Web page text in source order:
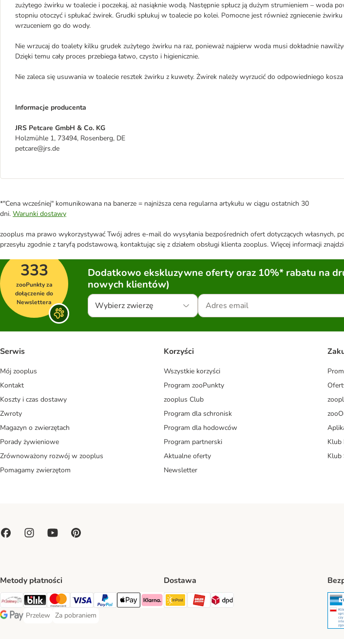
zużytego żwirku w toalecie i poczekaj, aż nasiąknie wodą. Następnie spłucz ją dużym strumieniem – woda
stopniu otoczyć i spłukać żwirek. Grudki spłukuj w toalecie po kolei. Pomocne jest również zgniecenie żwirku
wrzuceniem go do wody.
Nie wrzucaj do toalety kilku grudek zużytego żwirku na raz, ponieważ najpierw woda musi dokładnie
Dzięki temu cały proces przebiega łatwo, czysto i higienicznie.
Nie zaleca się usuwania w toalecie resztek żwirku z kuwety. Żwirek należy wyrzucić do odpowiedniego
Informacje producenta
JRS Petcare GmbH & Co. KG
Holzmühle 1, 73494, Rosenberg, DE
petcare@jrs.de
*"Cena wcześniej" komunikowana na banerze = najniższa cena regularna artykułu w ciągu ostatnich 30
dni. Warunki dostawy
zooplus ma prawo wykorzystywać Twój adres e-mail do wysyłania bezpośrednich ofert dotyczących
przesyłu zgodnie z taryfą podstawową, kontaktując się z działem obsługi klienta zooplus. Więcej informacji
333
zooPunkty za
dołączenie do
Newslettera
Dodatkowo ekskluzywne oferty oraz 10%* rabatu na
nowych klientów)
Wybierz zwierzę
Serwis
Mój zooplus
Kontakt
Koszty i czas dostawy
Zwroty
Magazyn o zwierzętach
Porady żywieniowe
Zrównoważony rozwój w zooplus
Pomagamy zwierzętom
Korzyści
Wszystkie korzyści
Program zooPunkty
zooplus Club
Program dla schronisk
Program dla hodowców
Program partnerski
Aktualne oferty
Newsletter
Klub
Klub
Metody płatności
Przelewy24 Payment Method
Blik Payment Method
MasterCard Payment Method
Visa Payment Method
PayPal Payment Method
Apple Pay Payment Method
Klarna Payment Method
Google Pay Payment Method
Przelew
Przelew Payment Method
Za pobraniem
Za pobraniem Payment Method
Dostawa
Paczkomat® Shipping Method
ORLEN Paczka Shipping Method